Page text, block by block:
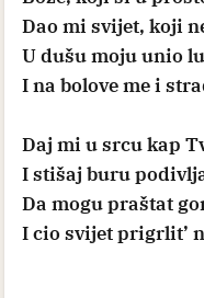
Dao mi svijet, koji
U dušu moju unio
I na bolove me i
Daj mi u srcu kap
I stišaj buru
Da mogu praštat
I cio svijet prigrlit’